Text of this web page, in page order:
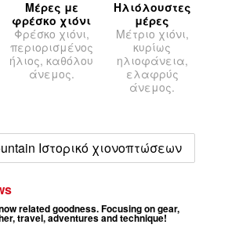
Μέρες με
φρέσκο χιόνι
Φρέσκο χιόνι,
περιορισμένος
ήλιος, καθόλου
άνεμος.
Ηλιόλουστες
μέρες
Μέτριο χιόνι,
κυρίως
ηλιοφάνεια,
ελαφρύς
άνεμος.
Ιστορικό χιονοπτώσεων